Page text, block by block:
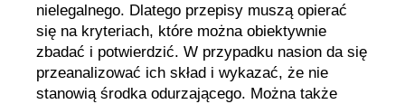
nielegalnego. Dlatego przepisy muszą opierać
się na kryteriach, które można obiektywnie
zbadać i potwierdzić. W przypadku nasion da się
przeanalizować ich skład i wykazać, że nie
stanowią środka odurzającego. Można także